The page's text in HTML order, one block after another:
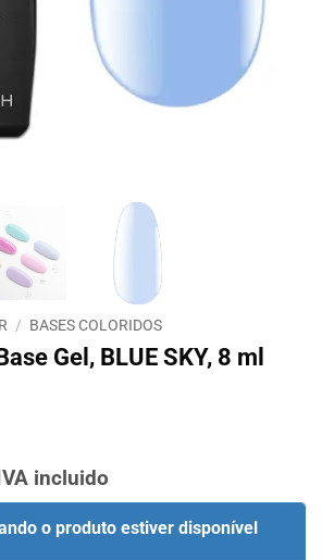
/ BASES COLORIDOS
Gel, BLUE SKY, 8 ml
incluido
o produto estiver disponível